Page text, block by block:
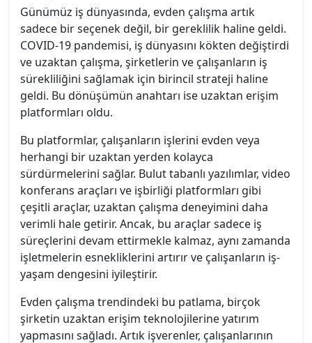
Günümüz iş dünyasında, evden çalışma artık
sadece bir seçenek değil, bir gereklilik haline geldi.
COVID-19 pandemisi, iş dünyasını kökten değiştirdi
ve uzaktan çalışma, şirketlerin ve çalışanların iş
sürekliliğini sağlamak için birincil strateji haline
geldi. Bu dönüşümün anahtarı ise uzaktan erişim
platformları oldu.
Bu platformlar, çalışanların işlerini evden veya
herhangi bir uzaktan yerden kolayca
sürdürmelerini sağlar. Bulut tabanlı yazılımlar, video
konferans araçları ve işbirliği platformları gibi
çeşitli araçlar, uzaktan çalışma deneyimini daha
verimli hale getirir. Ancak, bu araçlar sadece iş
süreçlerini devam ettirmekle kalmaz, aynı zamanda
işletmelerin esnekliklerini artırır ve çalışanların iş-
yaşam dengesini iyileştirir.
Evden çalışma trendindeki bu patlama, birçok
şirketin uzaktan erişim teknolojilerine yatırım
yapmasını sağladı. Artık işverenler, çalışanlarının